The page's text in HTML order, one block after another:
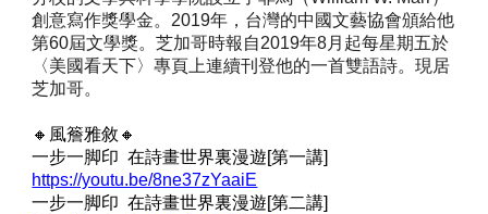
創意寫作獎學金。2019年，台灣的中國文藝協會頒給他
第60屆文學獎。芝加哥時報自2019年8月起每星期五於
〈美國看天下〉專頁上連續刊登他的一首雙語詩。現居
芝加哥。
🔸風簷雅敘🔸
一步一脚印 在詩畫世界裏漫遊[第一講]
https://youtu.be/8ne37zYaaiE
一步一脚印 在詩畫世界裏漫遊[第二講]